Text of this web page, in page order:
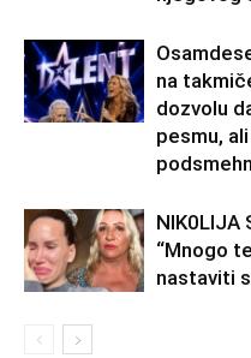
na
dozvolu
pesmu,
NlK0LlJA
“Mnogo
nastaviti